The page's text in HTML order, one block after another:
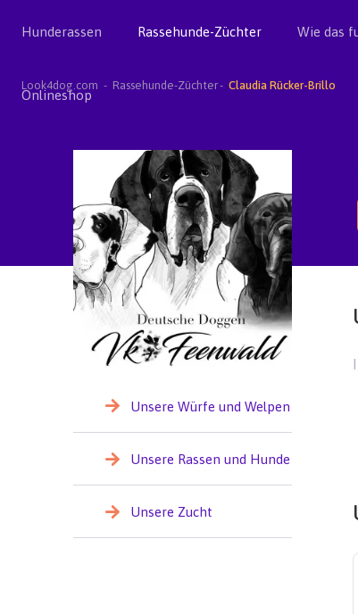
Hunderassen Rassehunde-Züchter Wie das
Onlineshop
Look4dog.com Rassehunde-Züchter Claudia Rücker-Brillo
Unsere Würfe und Welpen
Unsere Rassen und Hunde
Unsere Zucht